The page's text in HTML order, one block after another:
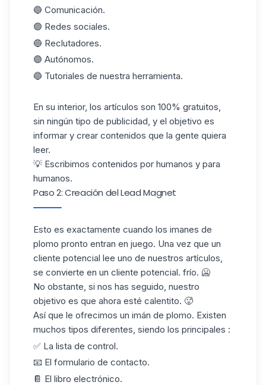
🔵 Comunicación.
🟣 Redes sociales.
🔵 Reclutadores.
🟣 Autónomos.
🔵 Tutoriales de nuestra herramienta.
En su interior, los artículos son 100% gratuitos,
sin ningún tipo de publicidad, y el objetivo es
informar y crear contenidos que la gente quiera
leer.
💡 Escribimos contenidos por humanos y para
humanos.
Paso 2: Creación del Lead Magnet
Esto es exactamente cuando los imanes de
plomo pronto entran en juego. Una vez que un
cliente potencial lee uno de nuestros artículos,
se convierte en un cliente potencial. frío. 🥶
No obstante, si nos has seguido, nuestro
objetivo es que ahora esté calentito. 🥵
Así que le ofrecimos un imán de plomo. Existen
muchos tipos diferentes, siendo los principales :
✅ La lista de control.
📧 El formulario de contacto.
📔 El libro electrónico.